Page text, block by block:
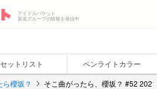
アイドルバケット
坂道グループの情報を発信中
セットリスト
ペンライトカラー
ら櫻坂？ そこ曲がったら、櫻坂？ #52